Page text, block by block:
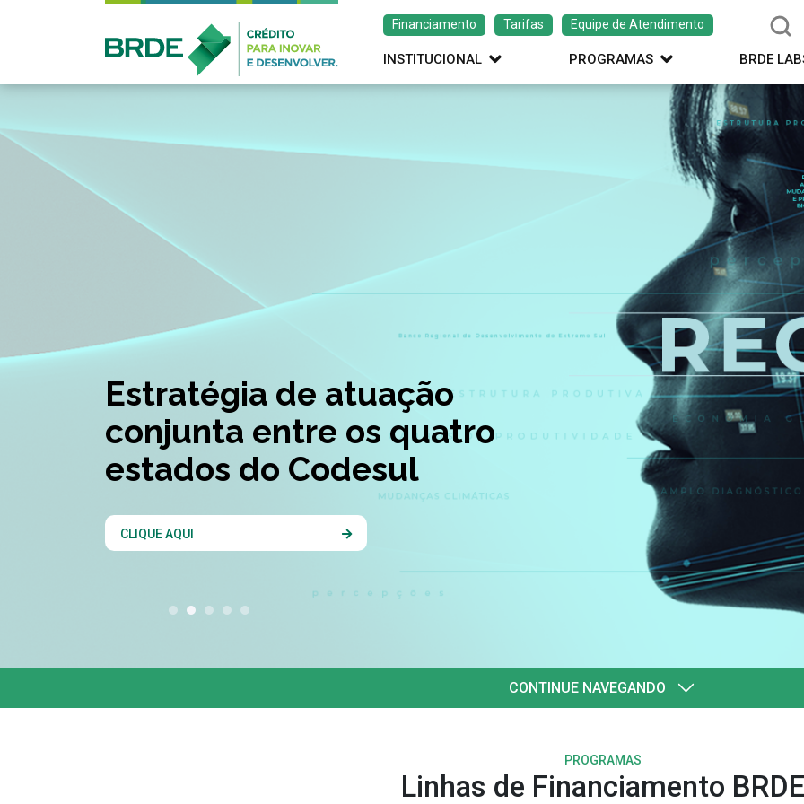
Financiamento Tarifas Equipe de Atendimento
INSTITUCIONAL PROGRAMAS BRDE
Estratégia de atuação
conjunta entre os quatro
estados do Codesul
CLIQUE AQUI
CONTINUE NAVEGANDO
PROGRAMAS
Linhas de Financiamento BRDE